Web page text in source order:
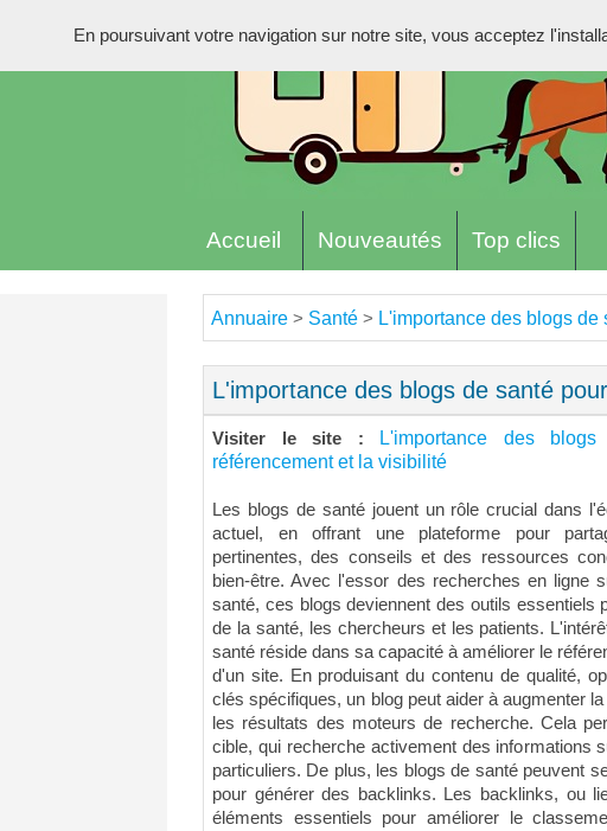
Accueil Nouveautés Top clics
Annuaire > Santé > L'importance des blogs
L'importance des blogs de santé
Visiter le site :
L'importance des
référencement et la visibilité
Les blogs de santé jouent un rôle crucial dans
actuel, en offrant une plateforme pour
pertinentes, des conseils et des ressources
bien-être. Avec l'essor des recherches en ligne
santé, ces blogs deviennent des outils essentiels
de la santé, les chercheurs et les patients.
santé réside dans sa capacité à améliorer le
d'un site. En produisant du contenu de qualité,
clés spécifiques, un blog peut aider à augmenter
les résultats des moteurs de recherche. Cela
cible, qui recherche activement des informations
particuliers. De plus, les blogs de santé peuvent
pour générer des backlinks. Les backlinks, ou
éléments essentiels pour améliorer le
En poursuivant votre navigation sur notre site, vous acceptez